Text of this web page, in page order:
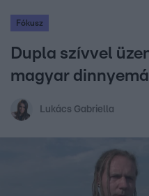
Fókusz
Dupla szívvel
magyar
Lukács Gabriella